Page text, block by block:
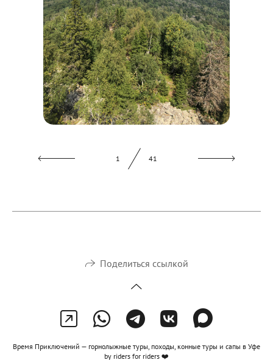
2 41
Поделиться ссылкой
Время Приключений — горнолыжные туры, походы, конные туры и сапы в Уфе
by riders for riders ❤️